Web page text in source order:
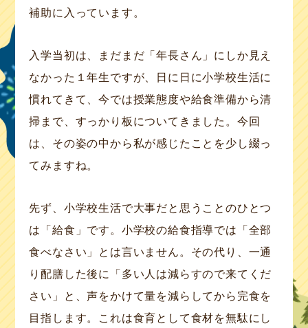
補助に入っています。
入学当初は、まだまだ「年長さん」にしか見え
なかった１年生ですが、日に日に小学校生活に
慣れてきて、今では授業態度や給食準備から清
掃まで、すっかり板についてきました。今回
は、その姿の中から私が感じたことを少し綴っ
てみますね。
先ず、小学校生活で大事だと思うことのひとつ
は「給食」です。小学校の給食指導では「全部
食べなさい」とは言いません。その代り、一通
り配膳した後に「多い人は減らすので来てくだ
さい」と、声をかけて量を減らしてから完食を
目指します。これは食育として食材を無駄にし